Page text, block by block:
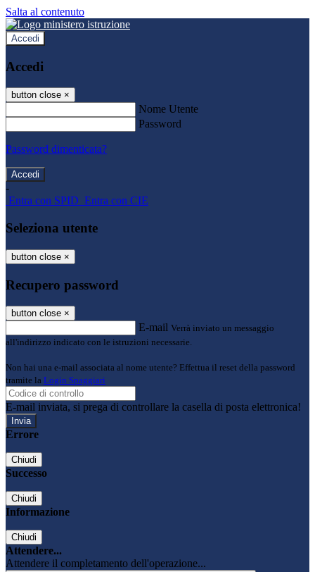
Salta al contenuto
Accedi
Accedi
button close ×
Nome Utente
Password
Password dimenticata?
-
Entra con SPID Entra con CIE
Seleziona utente
button close ×
Recupero password
button close ×
E-mail Verrà inviato un messaggio
all'indirizzo indicato con le istruzioni necessarie.
Non hai una e-mail associata al nome utente? Effettua il reset della password
tramite la Login Spaggiari
E-mail inviata, si prega di controllare la casella di posta elettronica!
Errore
Chiudi
Successo
Chiudi
Informazione
Chiudi
Attendere...
Attendere il completamento dell'operazione...